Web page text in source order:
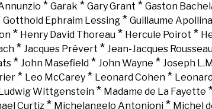
* Garak * Gary Grant * Gaston
Gotthold Ephraim Lessing * Guillaume
* Henry David Thoreau* Hercule Poirot *
* Jacques Prévert * Jean-Jacques
* John Masefield* John Wayne * Joseph
* Leo McCarey* Leonard Cohen*
Ludwig Wittgenstein* Madame de La Fayette
Curtiz* Michelangelo Antonioni* Michel